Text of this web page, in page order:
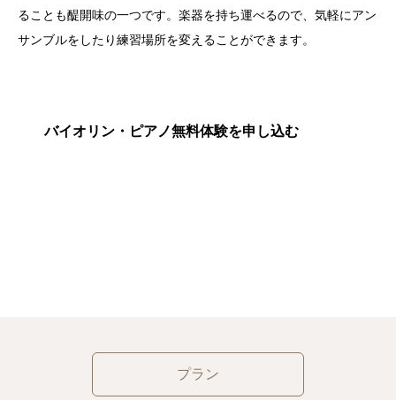
ることも醍開味の一つです。楽器を持ち運べるので、気軽にアン
サンブルをしたり練習場所を変えることができます。
バイオリン・ピアノ無料体験を申し込む
プラン
BLOG